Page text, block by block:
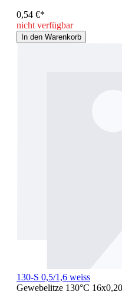
0,54 €*
nicht verfügbar
In den Warenkorb
130-S 0,5/1,6 weiss
Gewebelitze 130°C 16x0,20